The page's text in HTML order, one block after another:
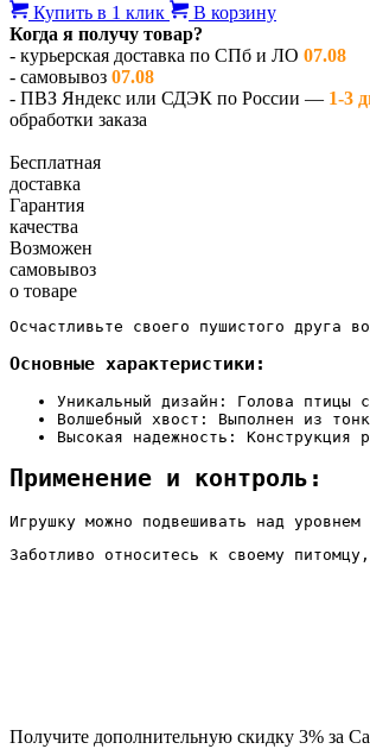
Купить в 1 клик
В корзину
Когда я получу товар?
- курьерская доставка по СПб и ЛО 07.08
- самовывоз 07.08
- ПВЗ Яндекс или СДЭК по России — 1-3
обработки заказа
Бесплатная
доставка
Гарантия
качества
Возможен
самовывоз
о товаре
Осчастливьте своего пушистого друга
Основные характеристики:
Уникальный дизайн: Голова птицы
Волшебный хвост: Выполнен из
Высокая надежность: Конструкция
Применение и контроль:
Игрушку можно подвешивать над
Заботливо относитесь к своему
Получите дополнительную скидку 3% за